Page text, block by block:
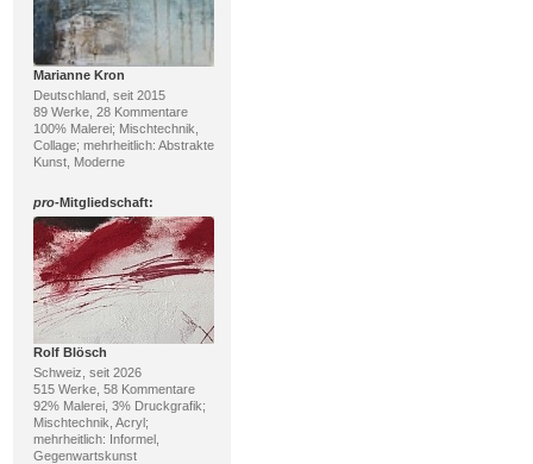
Marianne Kron
Deutschland, seit 2015
89 Werke, 28 Kommentare
100% Malerei; Mischtechnik,
Collage; mehrheitlich: Abstrakte
Kunst, Moderne
pro-Mitgliedschaft:
Rolf Blösch
Schweiz, seit 2026
515 Werke, 58 Kommentare
92% Malerei, 3% Druckgrafik;
Mischtechnik, Acryl;
mehrheitlich: Informel,
Gegenwartskunst